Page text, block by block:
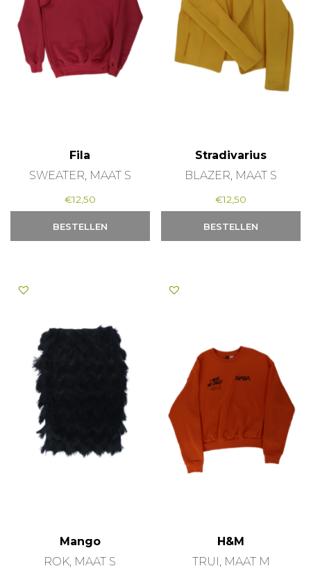
Fila
SWEATER, MAAT S
€12,50
BESTELLEN
Stradivarius
BLAZER, MAAT S
€12,50
BESTELLEN
Mango
ROK, MAAT S
H&M
TRUI, MAAT M